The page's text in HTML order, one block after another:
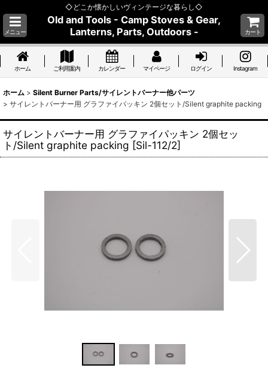
◇どこか懐かしいヴィンテージな暮らし◇
メニュー
Old and Tools - Camp Stoves & Gear,
Lanterns, Parts, Outdoors -
カート
ホーム ご利用案内 カレンダー マイページ ログイン Instagram
ホーム > Silent Burner Parts/サイレントバーナー他パーツ
> サイレントバーナー用 グラファイパッキン 2個セット/Silent graphite packing
サイレントバーナー用 グラファイパッキン 2個セッ
ト/Silent graphite packing [Sil-112/2]